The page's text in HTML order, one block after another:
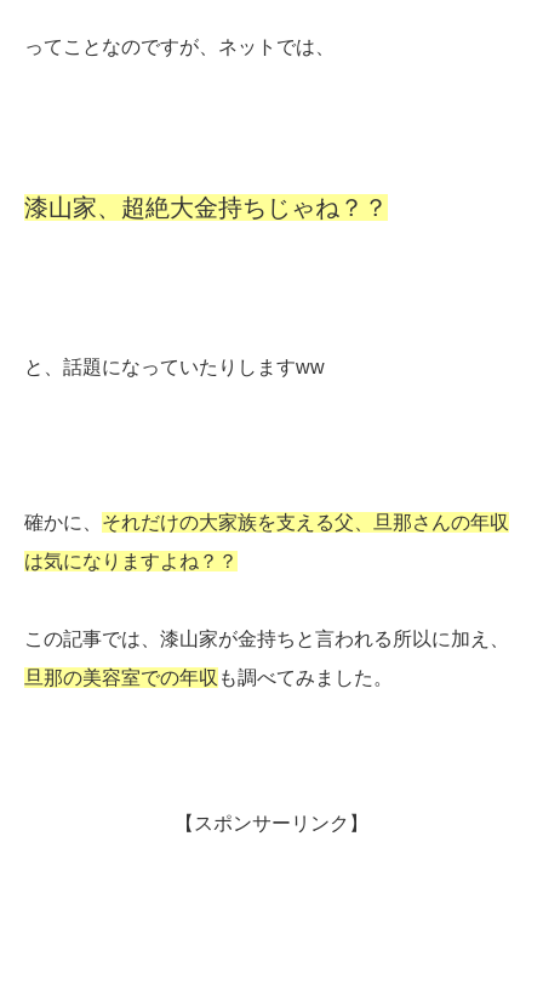
ってことなのですが、ネットでは、
漆山家、超絶大金持ちじゃね？？
と、話題になっていたりしますww
確かに、 それだけの大家族を支える父、旦那さんの年収
は気になりますよね？？
この記事では、漆山家が金持ちと言われる所以に加え、
旦那の美容室での年収 も調べてみました。
【スポンサーリンク】